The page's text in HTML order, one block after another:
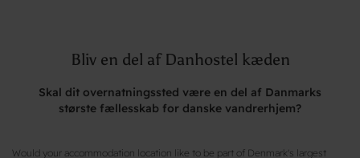
Bliv en del af Danhostel kæden
Skal dit overnatningssted være en del af Danmarks
største fællesskab for danske vandrerhjem?
Would your accommodation location like to be part of Denmark's largest